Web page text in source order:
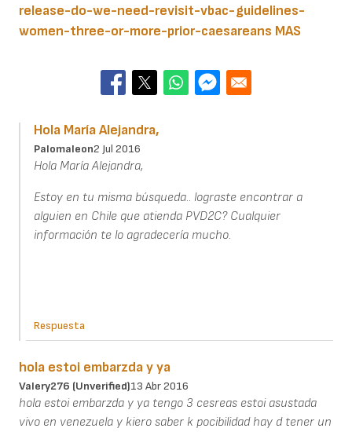
release-do-we-need-revisit-vbac-guidelines-
women-three-or-more-prior-caesareans MAS
Hola María Alejandra,
Palomaleon2 Jul 2016
Hola María Alejandra,
Estoy en tu misma búsqueda.. lograste encontrar a
alguien en Chile que atienda PVD2C? Cualquier
información te lo agradecería mucho.
Respuesta
hola estoi embarzda y ya
Valery276 (unverified)13 Abr 2016
hola estoi embarzda y ya tengo 3 cesreas estoi asustada
vivo en venezuela y kiero saber k pocibilidad hay d tener un